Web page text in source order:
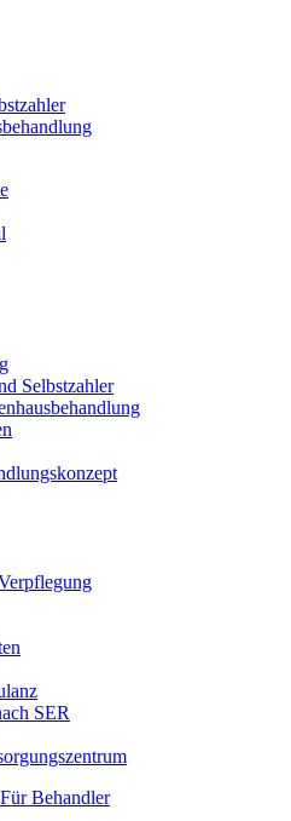
Selbstzahler
SER
Für Behandler